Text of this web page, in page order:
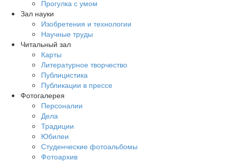
Прогулка с умом
Зал науки
Изобретения и технологии
Научные труды
Читальный зал
Карты
Литературное творчество
Публицистика
Публикации в прессе
Фотогалерея
Персоналии
Дела
Традиции
Юбилеи
Студенческие фотоальбомы
Фотоархив